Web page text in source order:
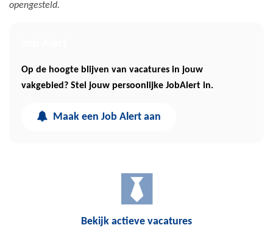
opengesteld.
Op de hoogte blijven van vacatures in jouw
vakgebied? Stel jouw persoonlijke JobAlert in.
Maak een Job Alert aan
Bekijk actieve vacatures